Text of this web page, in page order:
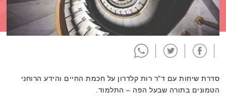
תמצית הפודקאסט
סדרת שיחות עם ד"ר רות קלדרון על חכמת החיים והידע הרוחני
הטמונים בתורה שבעל הפה – התלמוד.